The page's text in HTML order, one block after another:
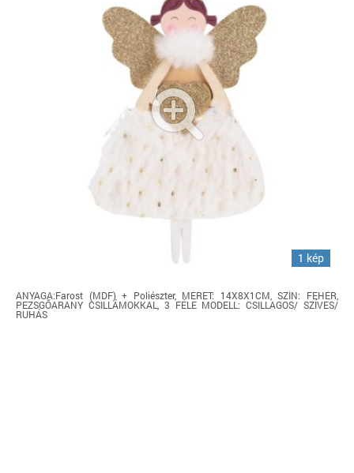
1 kép
ANYAGA:Farost (MDF) + Poliészter, MÉRET: 14X8X1CM, SZÍN: FEHÉR,
PEZSGŐARANY CSILLÁMOKKAL, 3 FÉLE MODELL: CSILLAGOS/ SZÍVES/
RUHÁS